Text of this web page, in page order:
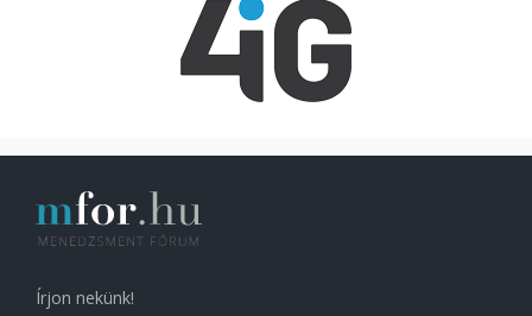
Írjon nekünk!